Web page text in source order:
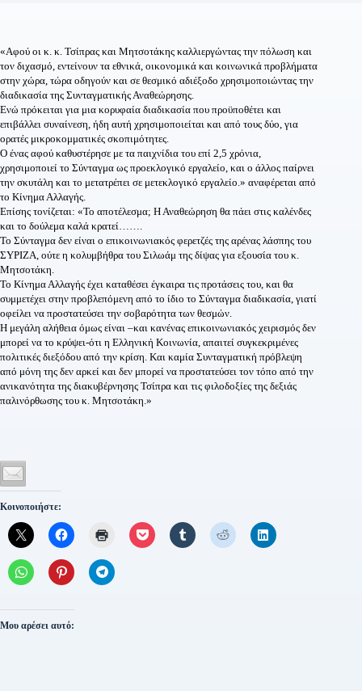
«Αφού οι κ. κ. Τσίπρας και Μητσοτάκης καλλιεργώντας την πόλωση και
τον διχασμό, εντείνουν τα εθνικά, οικονομικά και κοινωνικά προβλήματα
στην χώρα, τώρα οδηγούν και σε θεσμικό αδιέξοδο χρησιμοποιώντας την
διαδικασία της Συνταγματικής Αναθεώρησης.
Ενώ πρόκειται για μια κορυφαία διαδικασία που προϋποθέτει και
επιβάλλει συναίνεση, ήδη αυτή χρησιμοποιείται και από τους δύο, για
ορατές μικροκομματικές σκοπιμότητες.
Ο ένας αφού καθυστέρησε με τα παιχνίδια του επί 2,5 χρόνια,
χρησιμοποιεί το Σύνταγμα ως προεκλογικό εργαλείο, και ο άλλος παίρνει
την σκυτάλη και το μετατρέπει σε μετεκλογικό εργαλείο.» αναφέρεται από
το Κίνημα Αλλαγής.
Επίσης τονίζεται: «Το αποτέλεσμα; Η Αναθεώρηση θα πάει στις καλένδες
και το δούλεμα καλά κρατεί…….
Το Σύνταγμα δεν είναι ο επικοινωνιακός φερετζές της αρένας λάσπης του
ΣΥΡΙΖΑ, ούτε η κολυμβήθρα του Σιλωάμ της δίψας για εξουσία του κ.
Μητσοτάκη.
Το Κίνημα Αλλαγής έχει καταθέσει έγκαιρα τις προτάσεις του, και θα
συμμετέχει στην προβλεπόμενη από το ίδιο το Σύνταγμα διαδικασία, γιατί
οφείλει να προστατεύσει την σοβαρότητα των θεσμών.
Η μεγάλη αλήθεια όμως είναι –και κανένας επικοινωνιακός χειρισμός δεν
μπορεί να το κρύψει-ότι η Ελληνική Κοινωνία, απαιτεί συγκεκριμένες
πολιτικές διεξόδου από την κρίση. Και καμία Συνταγματική πρόβλεψη
από μόνη της δεν αρκεί και δεν μπορεί να προστατεύσει τον τόπο από την
ανικανότητα της διακυβέρνησης Τσίπρα και τις φιλοδοξίες της δεξιάς
παλινόρθωσης του κ. Μητσοτάκη.»
Κοινοποιήστε:
Μου αρέσει αυτό: